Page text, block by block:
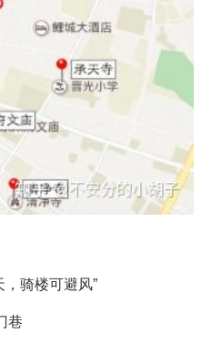
骑楼可避风”
巷